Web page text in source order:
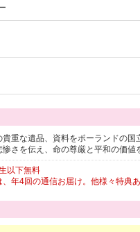
重な遺品、資料をポーランドの
さを伝え、命の尊厳と平和の価値
以下無料
年4回の通信お届け。他様々特典